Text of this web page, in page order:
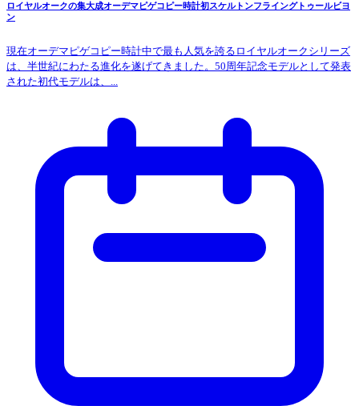
ロイヤルオークの集大成オーデマピゲコピー時計初スケルトンフライングトゥールビヨ
ン
現在オーデマピゲコピー時計中で最も人気を誇るロイヤルオークシリーズ
は、半世紀にわたる進化を遂げてきました。50周年記念モデルとして発表
された初代モデルは、...